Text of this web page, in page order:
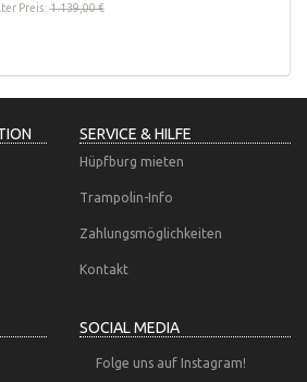
Preis:1.139,00 €
SERVICE & HILFE
Hüpfburg mieten
Trampolin-Info
Zahlungsmöglichkeiten
Kontakt
SOCIAL MEDIA
Folge uns auf Instagram!